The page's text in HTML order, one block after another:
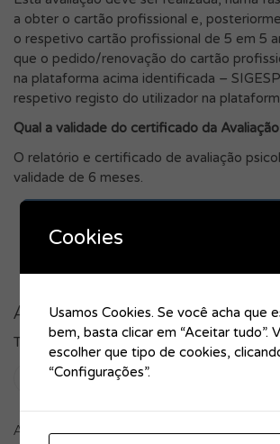
a obter o cartão profissional e,
o respetivo cartão profissional de 5 em 5
que o pedido/renovação do cartão
na plataforma acima identificada –
respetivo registo do utilizador na
Qual a validade do certificado da
O relatório e certificado de avaliação
validade de 6 meses.
Add Comment
Tem deiniciar a sessão para publicar um
Artigos recentes
Cookies
Usamos Cookies. Se você acha que
bem, basta clicar em “Aceitar tudo”.
escolher que tipo de cookies,
“Configurações”.